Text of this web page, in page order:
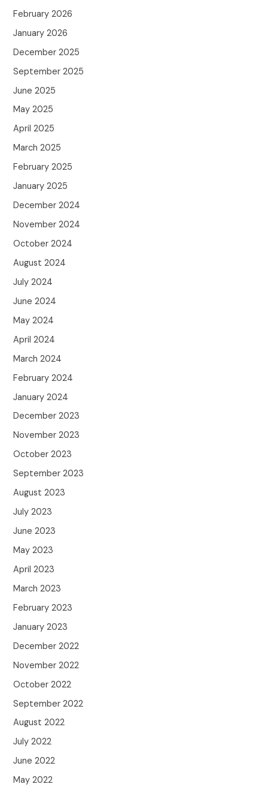
February 2026
January 2026
December 2025
September 2025
June 2025
May 2025
April 2025
March 2025
February 2025
January 2025
December 2024
November 2024
October 2024
August 2024
July 2024
June 2024
May 2024
April 2024
March 2024
February 2024
January 2024
December 2023
November 2023
October 2023
September 2023
August 2023
July 2023
June 2023
May 2023
April 2023
March 2023
February 2023
January 2023
December 2022
November 2022
October 2022
September 2022
August 2022
July 2022
June 2022
May 2022